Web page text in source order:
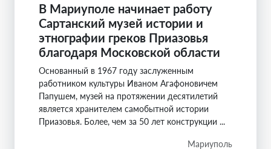
В Мариуполе начинает работу
Сартанский музей истории и
этнографии греков Приазовья
благодаря Московской области
Основанный в 1967 году заслуженным
работником культуры Иваном Агафоновичем
Папушем, музей на протяжении десятилетий
является хранителем самобытной истории
Приазовья. Более, чем за 50 лет конструкции ...
Мариуполь